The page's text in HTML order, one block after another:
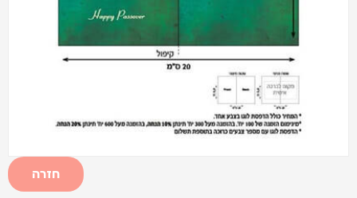
חזרה